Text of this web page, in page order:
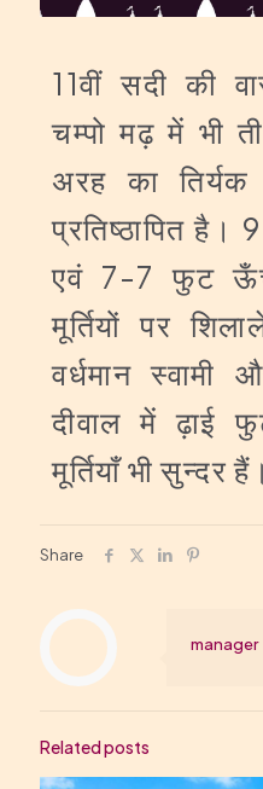
11वीं सदी की
चम्पो मढ़ में भी
अरह का
प्रतिष्ठापित है।
एवं 7-7 फुट
मूर्तियों पर
वर्धमान स्वामी
दीवाल में ढ़ाई
मूर्तियाँ भी सुन्दर हैं।
Share
manager
Related posts